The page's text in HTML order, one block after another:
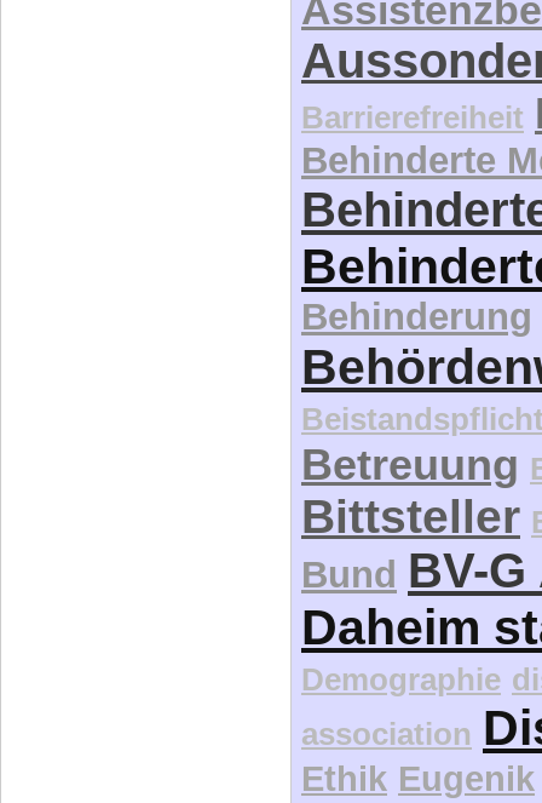
Barrierefreiheit
Behinderte
Behinderung
Betreuung
Bittsteller
Bund BV-
Daheim
Demographie
association
Ethik Eugenik